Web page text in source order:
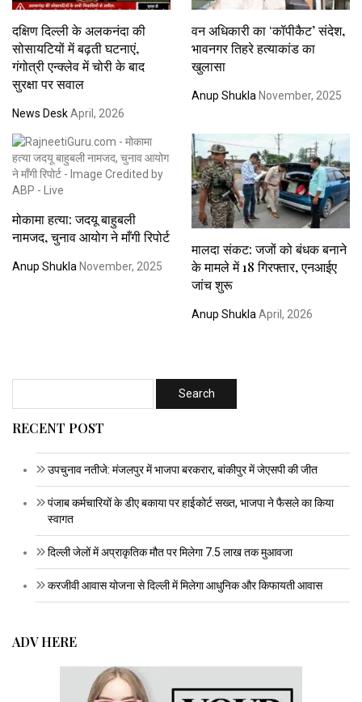
दक्षिण दिल्ली के अलकनंदा की
सोसायटियों में बढ़ती घटनाएं,
गंगोत्री एन्क्लेव में चोरी के बाद
सुरक्षा पर सवाल
News DeskApril, 2026
वन अधिकारी का ‘कॉपीकैट’ संदेश,
भावनगर तिहरे हत्याकांड का
खुलासा
Anup Shukla November, 2025
मोकामा हत्या: जदयू बाहुबली
नामजद, चुनाव आयोग ने माँगी रिपोर्ट
Anup Shukla November, 2025
मालदा संकट: जजों को बंधक बनाने
के मामले में 18 गिरफ्तार, एनआईए
जांच शुरू
Anup ShuklaApril, 2026
RECENT POST
उपचुनाव नतीजे: मंजलपुर में भाजपा बरकरार, बांकीपुर में जेएसपी की जीत
पंजाब कर्मचारियों के डीए बकाया पर हाईकोर्ट सख्त, भाजपा ने फैसले का किया
स्वागत
दिल्ली जेलों में अप्राकृतिक मौत पर मिलेगा 7.5 लाख तक मुआवजा
करजीवी आवास योजना से दिल्ली में मिलेगा आधुनिक और किफायती आवास
ADV HERE